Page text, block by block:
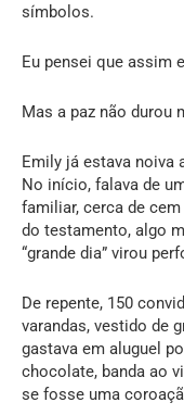
símbolos.
Eu pensei que assim
Mas a paz não durou
Emily já estava noiva
No início, falava de
familiar, cerca de
do testamento, algo
“grande dia” virou
De repente, 150
varandas, vestido de
gastava em aluguel
chocolate, banda ao
se fosse uma